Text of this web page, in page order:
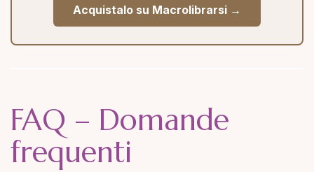
Acquistalo su Macrolibrarsi →
FAQ – Domande
frequenti